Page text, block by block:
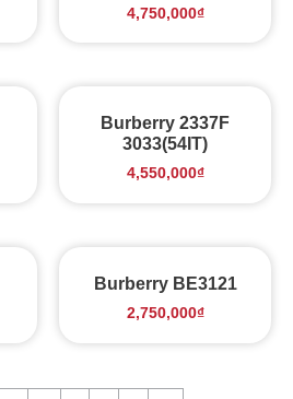
4,750,000₫
Burberry 2337F
3033(54IT)
4,550,000₫
Burberry BE3121
2,750,000₫